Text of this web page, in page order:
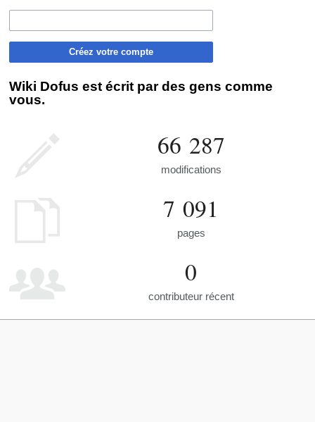
Créez votre compte
Wiki Dofus est écrit par des gens comme
vous.
66 287
modifications
7 091
pages
0
contributeur récent